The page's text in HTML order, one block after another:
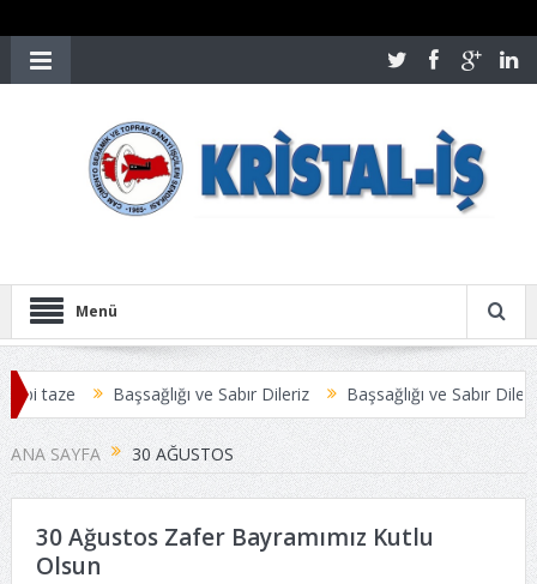
Menü
taze Başsağlığı ve Sabır Dileriz
Başsağlığı ve Sabır Dileriz
ANLAŞMAYLA SONUÇLANDI
Üyelerimize Duyuru
ANA SAYFA 30 AĞUSTOS
30 Ağustos Zafer Bayramımız Kutlu
Olsun